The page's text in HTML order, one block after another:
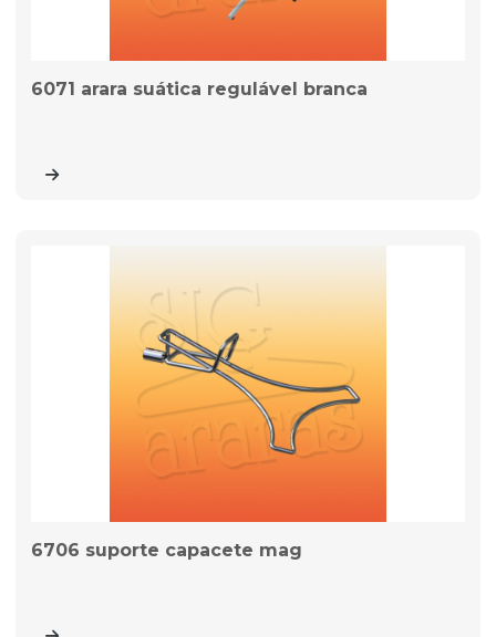
6071 arara suática regulável branca
6706 suporte capacete mag